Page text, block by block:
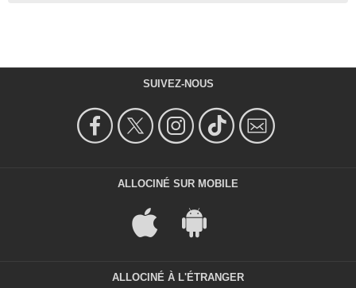
SUIVEZ-NOUS
ALLOCINÉ SUR MOBILE
ALLOCINÉ À L'ÉTRANGER